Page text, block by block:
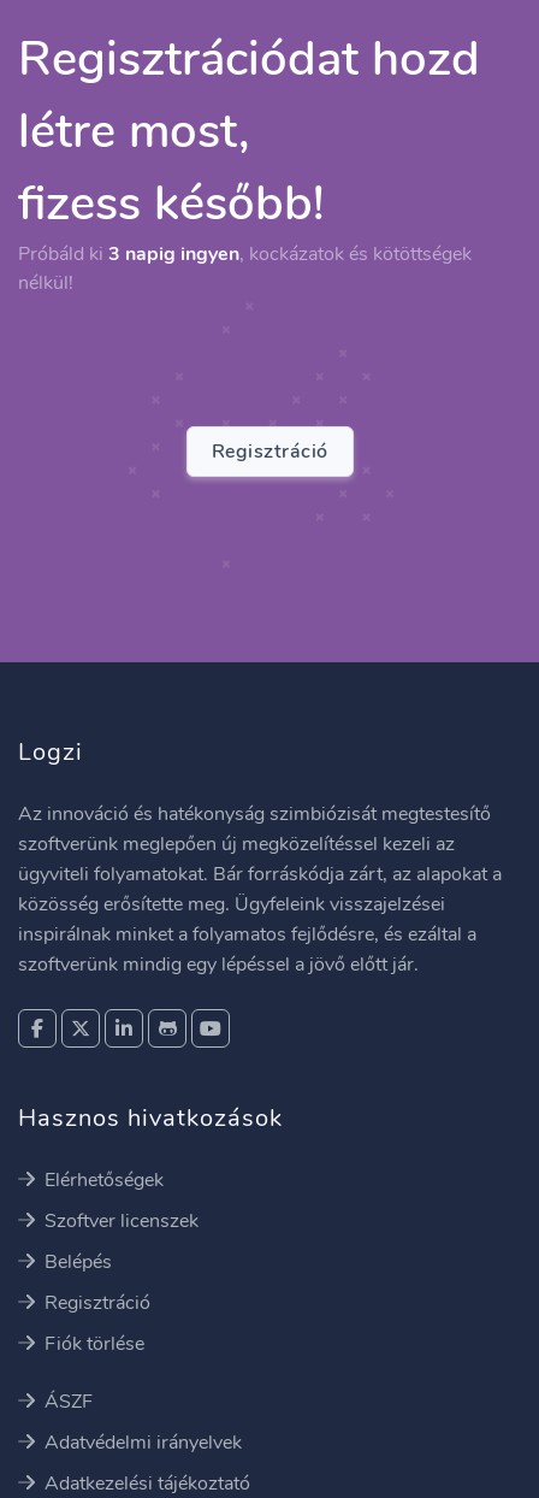
Regisztrációdat hozd
létre most,
fizess később!
Próbáld ki 3 napig ingyen, kockázatok és kötöttségek
nélkül!
Regisztráció
Logzi
Az innováció és hatékonyság szimbiózisát megtestesítő
szoftverünk meglepően új megközelítéssel kezeli az
ügyviteli folyamatokat. Bár forráskódja zárt, az alapokat a
közösség erősítette meg. Ügyfeleink visszajelzései
inspirálnak minket a folyamatos fejlődésre, és ezáltal a
szoftverünk mindig egy lépéssel a jövő előtt jár.
Hasznos hivatkozások
Elérhetőségek
Szoftver licenszek
Belépés
Regisztráció
Fiók törlése
ÁSZF
Adatvédelmi irányelvek
Adatkezelési tájékoztató